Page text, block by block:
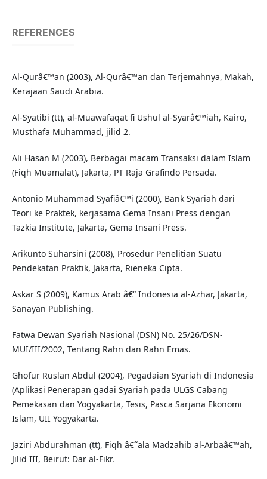
REFERENCES
Al-Qurâ€™an (2003), Al-Qurâ€™an dan Terjemahnya, Makah,
Kerajaan Saudi Arabia.
Al-Syatibi (tt), al-Muawafaqat fi Ushul al-Syarâ€™iah, Kairo,
Musthafa Muhammad, jilid 2.
Ali Hasan M (2003), Berbagai macam Transaksi dalam Islam
(Fiqh Muamalat), Jakarta, PT Raja Grafindo Persada.
Antonio Muhammad Syafiâ€™i (2000), Bank Syariah dari
Teori ke Praktek, kerjasama Gema Insani Press dengan
Tazkia Institute, Jakarta, Gema Insani Press.
Arikunto Suharsini (2008), Prosedur Penelitian Suatu
Pendekatan Praktik, Jakarta, Rieneka Cipta.
Askar S (2009), Kamus Arab â€“ Indonesia al-Azhar, Jakarta,
Sanayan Publishing.
Fatwa Dewan Syariah Nasional (DSN) No. 25/26/DSN-
MUI/III/2002, Tentang Rahn dan Rahn Emas.
Ghofur Ruslan Abdul (2004), Pegadaian Syariah di Indonesia
(Aplikasi Penerapan gadai Syariah pada ULGS Cabang
Pemekasan dan Yogyakarta, Tesis, Pasca Sarjana Ekonomi
Islam, UII Yogyakarta.
Jaziri Abdurahman (tt), Fiqh â€˜ala Madzahib al-Arbaâ€™ah,
Jilid III, Beirut: Dar al-Fikr.